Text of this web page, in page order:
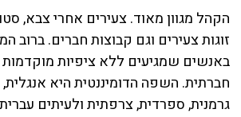
הקהל מגוון מאוד. צעירים אחרי צבא,
זוגות צעירים וגם קבוצות חברים. ברוב
באנשים שמגיעים ללא ציפיות
חברתית. השפה הדומיננטית היא
גרמנית, ספרדית, צרפתית ולעיתים